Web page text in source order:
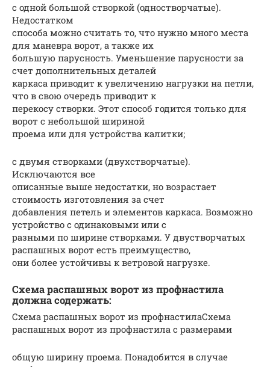
с одной большой створкой (одностворчатые).
Недостатком
способа можно считать то, что нужно много места
для маневра ворот, а также их
большую парусность. Уменьшение парусности за
счет дополнительных деталей
каркаса приводит к увеличению нагрузки на петли,
что в свою очередь приводит к
перекосу створки. Этот способ годится только для
ворот с небольшой шириной
проема или для устройства калитки;
с двумя створками (двухстворчатые).
Исключаются все
описанные выше недостатки, но возрастает
стоимость изготовления за счет
добавления петель и элементов каркаса. Возможно
устройство с одинаковыми или с
разными по ширине створками. У двустворчатых
распашных ворот есть преимущество,
они более устойчивы к ветровой нагрузке.
Схема распашных ворот из профнастила
должна содержать:
Схема распашных ворот из профнастилаСхема
распашных ворот из профнастила с размерами
общую ширину проема. Понадобится в случае